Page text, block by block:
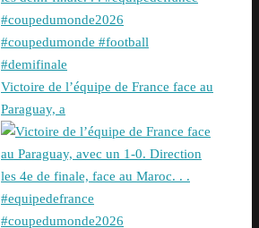
Victoire de l’équipe de France face au
Paraguay, a